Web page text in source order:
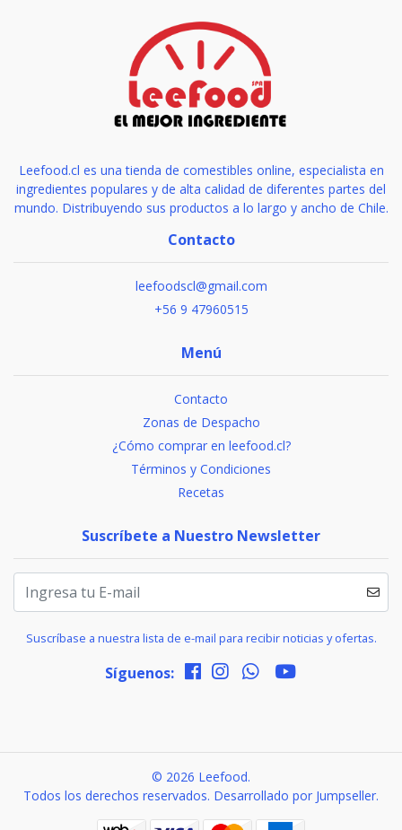
Leefood.cl es una tienda de comestibles online, especialista en
ingredientes populares y de alta calidad de diferentes partes del
mundo. Distribuyendo sus productos a lo largo y ancho de Chile.
Contacto
leefoodscl@gmail.com
+56 9 47960515
Menú
Contacto
Zonas de Despacho
¿Cómo comprar en leefood.cl?
Términos y Condiciones
Recetas
Suscríbete a Nuestro Newsletter
Suscríbase a nuestra lista de e-mail para recibir noticias y ofertas.
Síguenos:
© 2026 Leefood.
Todos los derechos reservados. Desarrollado por Jumpseller.